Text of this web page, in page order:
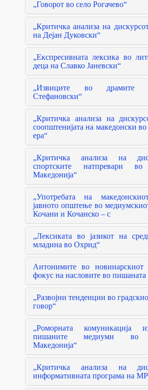
„Говорот во село Рогачево“
„Критичка анализа на
на Дејан Дуковски“
„Експресивната лексика во
деца на Славко Јаневски“
„Извиците во драмите
Стефановски“
„Критичка анализа на
соопштенијата на македонски во
ера“
„Критичка анализа на
спортските натпревари во
Македонија“
„Употребата на
јавното општење во
Кочани и Кочанско – с
„Лексиката во јазикот на
младина во Охрид“
Антонимите во новинарскиот
фокус на насловите во
„Развојни тенденции во
говор“
„Роморната комуникација
пишаните медиуми во
Македонија“
„Критичка анализа на
информативната програма на